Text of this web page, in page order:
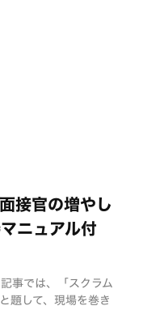
接官の増やし
ニュアル付
事では、「スクラム
題して、現場を巻き